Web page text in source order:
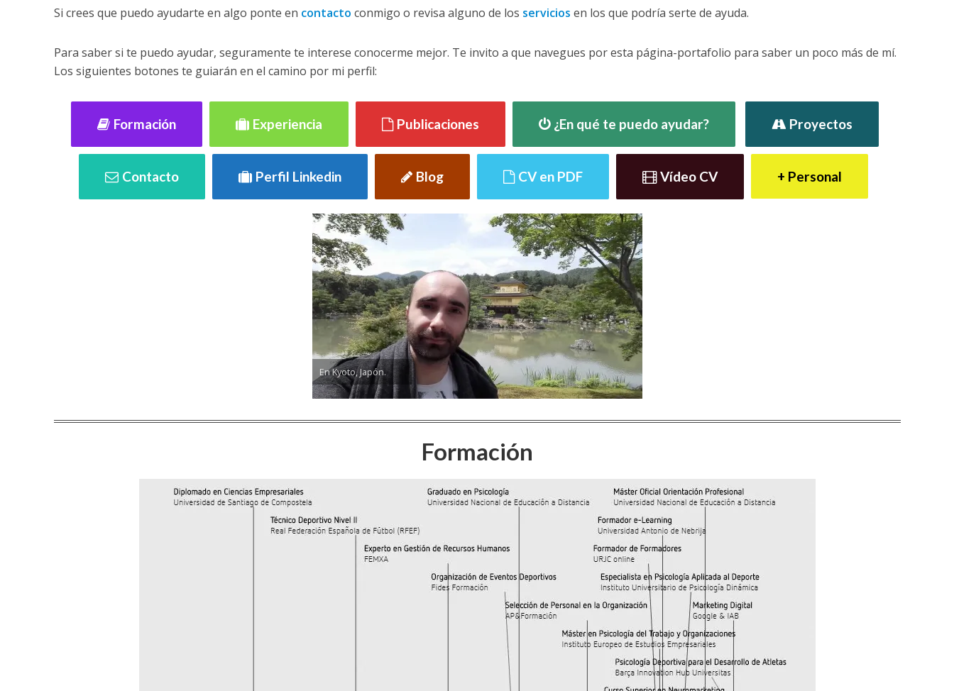
Si crees que puedo ayudarte en algo ponte en contacto conmigo o revisa alguno de los servicios en los que podría serte de ayuda.
Para saber si te puedo ayudar, seguramente te interese conocerme mejor. Te invito a que navegues por esta página-portafolio para saber un poco más de mí.
Los siguientes botones te guiarán en el camino por mi perfil:
Formación Experiencia Publicaciones ¿En qué te puedo ayudar? Proyectos
Contacto Perfil Linkedin Blog CV en PDF Vídeo CV + Personal
En Kyoto, Japón.
Formación